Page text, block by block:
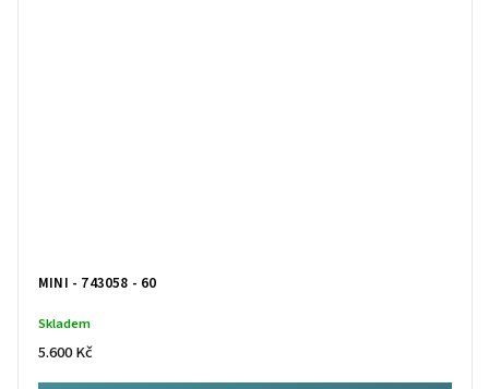
MINI - 743058 - 60
Skladem
5.600 Kč